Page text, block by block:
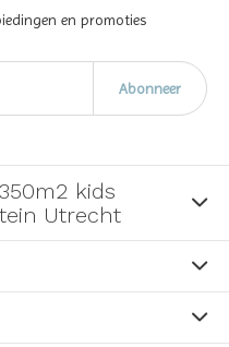
en promoties
Abonneer
kids
Utrecht